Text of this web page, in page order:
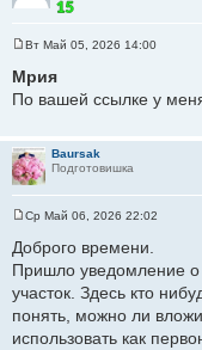
о
б
н
и
е
Вт Май 05, 2026 14:00
Мрия
По вашей ссылке у
Baursak
Подготовишка
о
б
щ
е
н
е
Ср Май 06, 2026 22:02
Доброго времени.
Пришло уведомление о
участок. Здесь кто
понять, можно ли
использовать как